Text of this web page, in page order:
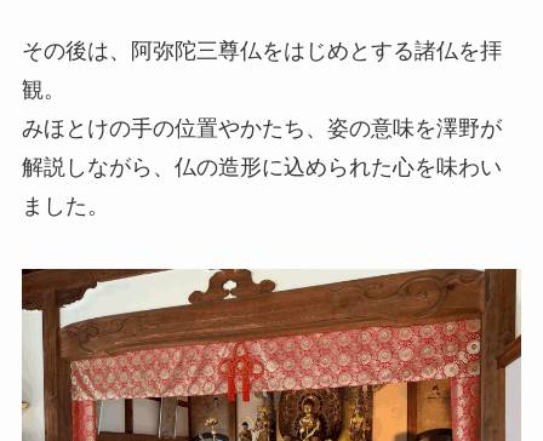
その後は、阿弥陀三尊仏をはじめとする諸仏を拝
観。
みほとけの手の位置やかたち、姿の意味を澤野が
解説しながら、仏の造形に込められた心を味わい
ました。